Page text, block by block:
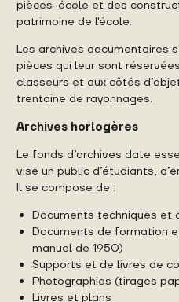
pièces-école et des
patrimoine de l'école.
Les archives documentaires
pièces qui leur sont
classeurs et aux côtés
trentaine de rayonnages.
Archives horlogères
Le fonds d’archives date
vise un public d’étudiants,
Il se compose de :
Documents techniques et
Documents de formation
manuel de 1950)
Supports et de livres de
Photographies (tirages
Livres et plans